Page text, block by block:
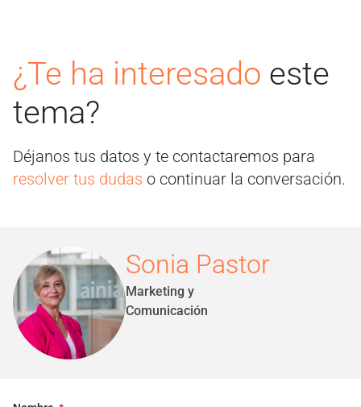
¿Te ha interesado este
tema?
Déjanos tus datos y te contactaremos para
resolver tus dudas o continuar la conversación.
Sonia Pastor
Marketing y
Comunicación